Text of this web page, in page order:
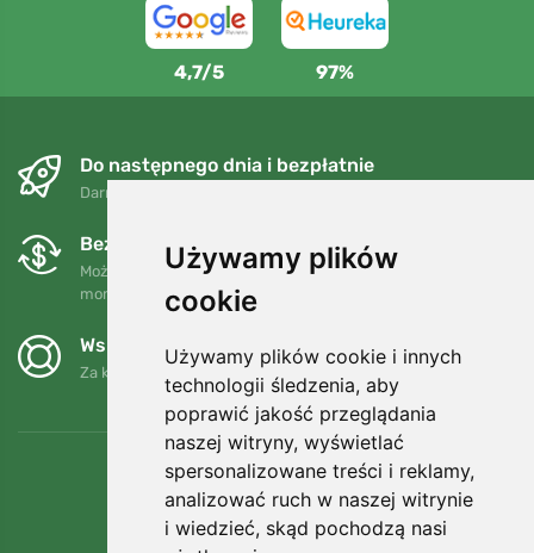
Używamy plików
cookie
Używamy plików cookie i innych
technologii śledzenia, aby
poprawić jakość przeglądania
naszej witryny, wyświetlać
spersonalizowane treści i reklamy,
analizować ruch w naszej witrynie
i wiedzieć, skąd pochodzą nasi
4,7/5 97%
Do następnego dnia i bezpłatnie
Darmowa wysyłka dla zamówień powyżej 250 PLN
Bezpłatne wymiany i zwroty
Możesz zwrócić lub wymienić swoje zamówienie w dowolnym
momencie w ciągu 90 dni.
Wspieramy Trees.org
Za każde zamówienie sadzimy drzewo! Czytaj więcej